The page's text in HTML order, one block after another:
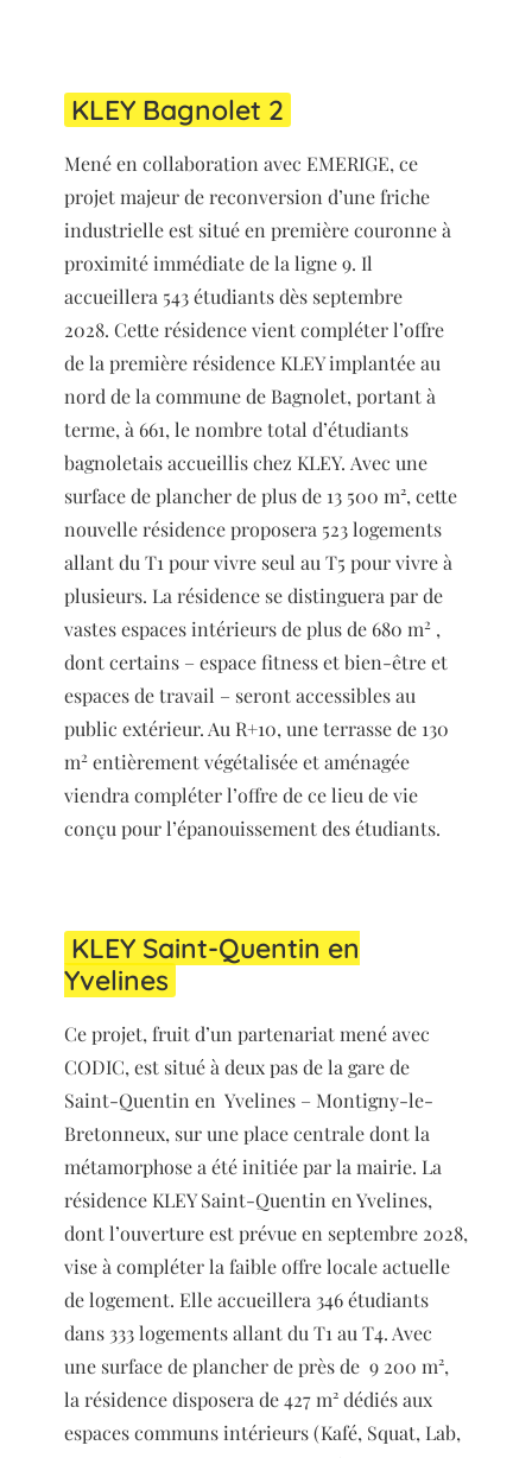
KLEY Bagnolet 2
Mené en collaboration avec EMERIGE, ce
projet majeur de reconversion d’une friche
industrielle est situé en première couronne à
proximité immédiate de la ligne 9. Il
accueillera 543 étudiants dès septembre
2028. Cette résidence vient compléter l’offre
de la première résidence KLEY implantée au
nord de la commune de Bagnolet, portant à
terme, à 661, le nombre total d’étudiants
bagnoletais accueillis chez KLEY. Avec une
surface de plancher de plus de 13 500 m², cette
nouvelle résidence proposera 523 logements
allant du T1 pour vivre seul au T5 pour vivre à
plusieurs. La résidence se distinguera par de
vastes espaces intérieurs de plus de 680 m2 ,
dont certains – espace fitness et bien-être et
espaces de travail – seront accessibles au
public extérieur. Au R+10, une terrasse de 130
m2 entièrement végétalisée et aménagée
viendra compléter l’offre de ce lieu de vie
conçu pour l’épanouissement des étudiants.
KLEY Saint-Quentin en
Yvelines
Ce projet, fruit d’un partenariat mené avec
CODIC, est situé à deux pas de la gare de
Saint-Quentin en Yvelines – Montigny-le-
Bretonneux, sur une place centrale dont la
métamorphose a été initiée par la mairie. La
résidence KLEY Saint-Quentin en Yvelines,
dont l’ouverture est prévue en septembre 2028,
vise à compléter la faible offre locale actuelle
de logement. Elle accueillera 346 étudiants
dans 333 logements allant du T1 au T4. Avec
une surface de plancher de près de 9 200 m²,
la résidence disposera de 427 m² dédiés aux
espaces communs intérieurs (Kafé, Squat, Lab,